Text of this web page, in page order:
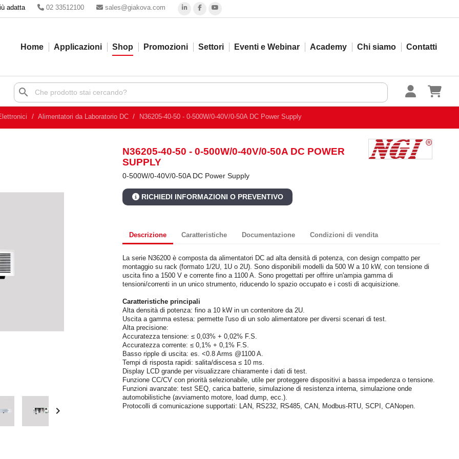
adatta 02 33512100 sales@giakova.com
Home Applicazioni Shop Promozioni Settori Eventi e Webinar Academy Chi siamo Contatti
search
Alimentatori da Laboratorio DC N36205-40-50 - 0-500W/0-40V/0-50A DC Power Supply

N36205-40-50 - 0-500W/0-40V/0-50A DC POWER
SUPPLY
0-500W/0-40V/0-50A DC Power Supply
RICHIEDI INFORMAZIONI O PREVENTIVO
Descrizione Caratteristiche Documentazione Condizioni di vendita
La serie N36200 è composta da alimentatori DC ad alta densità di potenza, con design compatto per
montaggio su rack (formato 1/2U, 1U o 2U). Sono disponibili modelli da 500 W a 10 kW, con tensione di
uscita fino a 1500 V e corrente fino a 1100 A. Sono progettati per offrire un'ampia gamma di
tensioni/correnti in un unico strumento, riducendo lo spazio occupato e i costi di acquisizione.
Caratteristiche principali
Alta densità di potenza: fino a 10 kW in un contenitore da 2U.
Uscita a gamma estesa: permette l'uso di un solo alimentatore per diversi scenari di test.
Alta precisione:
Accuratezza tensione: ≤ 0,03% + 0,02% F.S.
Accuratezza corrente: ≤ 0,1% + 0,1% F.S.
Basso ripple di uscita: es. <0.8 Arms @1100 A.
Tempi di risposta rapidi: salita/discesa ≤ 10 ms.
Display LCD grande per visualizzare chiaramente i dati di test.
Funzione CC/CV con priorità selezionabile, utile per proteggere dispositivi a bassa impedenza o tensione.
Funzioni avanzate: test SEQ, carica batterie, simulazione di resistenza interna, simulazione onde
automobilistiche (avviamento motore, load dump, ecc.).
Protocolli di comunicazione supportati: LAN, RS232, RS485, CAN, Modbus-RTU, SCPI, CANopen.